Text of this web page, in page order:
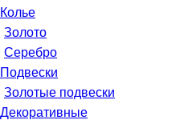
Колье
Золото
Серебро
Подвески
Золотые подвески
Декоративные